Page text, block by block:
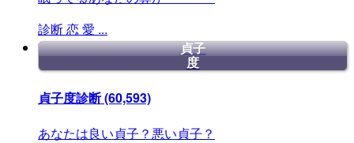
診断恋愛 ...
貞子
度
貞子度診断(60,593)
あなたは良い貞子？悪い貞子？